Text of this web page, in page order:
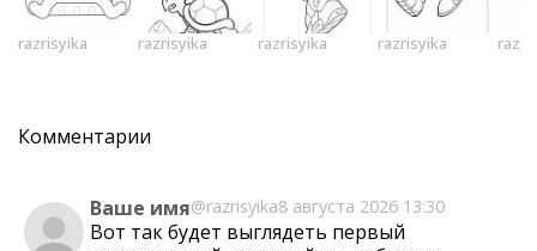
razrisyika razrisyika razrisyika razrisyika
Комментарии
Ваше имя@razrisyika8 августа 2026 13:30
Вот так будет выглядеть первый